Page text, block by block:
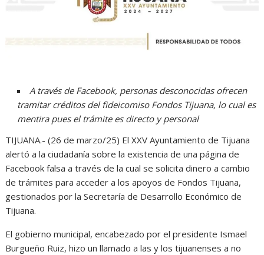
A través de Facebook, personas desconocidas ofrecen
tramitar créditos del fideicomiso Fondos Tijuana, lo cual es
mentira pues el trámite es directo y personal
TIJUANA.- (26 de marzo/25) El XXV Ayuntamiento de Tijuana
alertó a la ciudadanía sobre la existencia de una página de
Facebook falsa a través de la cual se solicita dinero a cambio
de trámites para acceder a los apoyos de Fondos Tijuana,
gestionados por la Secretaría de Desarrollo Económico de
Tijuana.
El gobierno municipal, encabezado por el presidente Ismael
Burgueño Ruiz, hizo un llamado a las y los tijuanenses a no